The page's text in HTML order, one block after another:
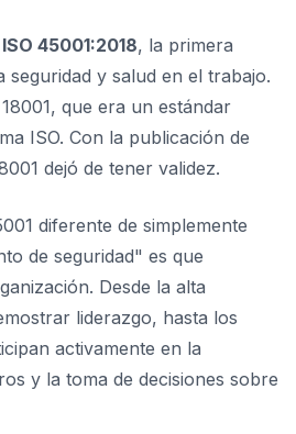
ISO 45001:2018, la primera
seguridad y salud en el trabajo.
que era un estándar
ISO. Con la publicación de
dejó de tener validez.
diferente de simplemente
de seguridad" es que
Desde la alta
liderazgo, hasta los
activamente en la
y la toma de decisiones sobre